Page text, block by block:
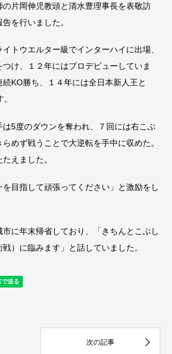
の片岡伸児教頭と清水豊理事長を表敬訪
を行いました。
トウエルター級でインターハイに出場、
つけ、１２年にはプロデビューしていま
続KO勝ち、１４年には全日本新人王と
は5度のダウンを奪われ、
７回には右こぶ
らめず戦うことで大逆転を手中に収めた。
えました。
目指して頑張ってください」と激励をし
に年末帰省しており、「 きちんとこぶし
）に臨みます」
と話していました。